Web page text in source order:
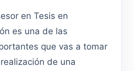
en Tesis en
es una de las
que vas a tomar
de una